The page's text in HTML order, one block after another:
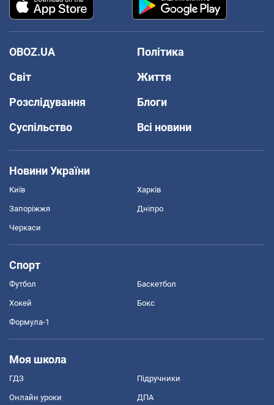
OBOZ.UA
Політика
Світ
Життя
Розслідування
Блоги
Суспільство
Всі новини
Новини України
Київ Харків
Запоріжжя Дніпро
Черкаси
Спорт
Футбол Баскетбол
Хокей Бокс
Формула-1
Моя школа
ГДЗ Підручники
Онлайн уроки ДПА